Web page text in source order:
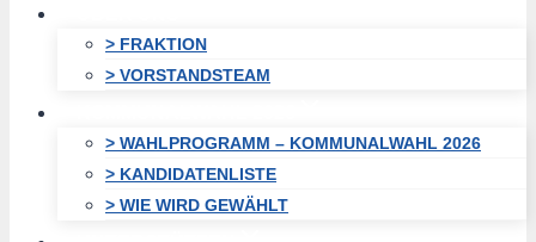
> FRAKTION
> VORSTANDSTEAM
> WAHLPROGRAMM – KOMMUNALWAHL 2026
> KANDIDATENLISTE
> WIE WIRD GEWÄHLT